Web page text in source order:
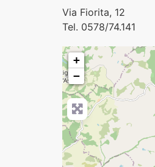
Via Fiorita, 12
Tel. 0578/74.141
+
−